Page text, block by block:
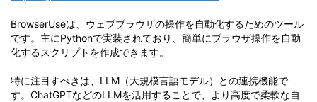
BrowserUseは、ウェブブラウザの操作を自動化するためのツール
です。主にPythonで実装されており、簡単にブラウザ操作を自動
化するスクリプトを作成できます。
特に注目すべきは、LLM（大規模言語モデル）との連携機能で
す。ChatGPTなどのLLMを活用することで、より高度で柔軟な自